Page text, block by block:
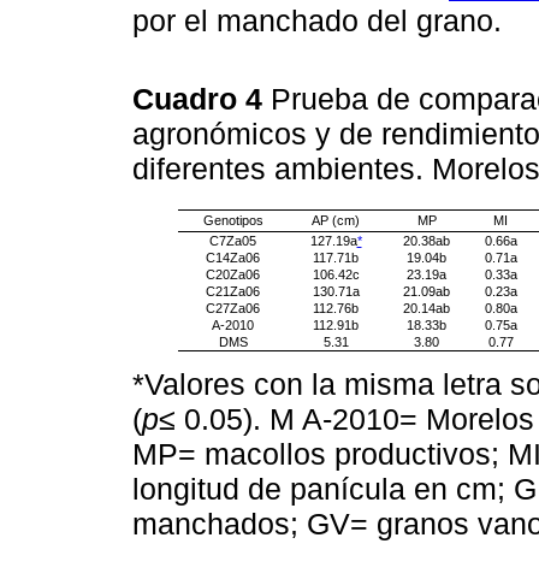
por el manchado del grano.
Cuadro 4 Prueba de
agronómicos y de
diferentes ambientes.
Genotipos AP (cm) MP
MI
C7Za05
127.19a* 20.38ab
0.66a
C14Za06
117.71b 19.04b
0.71a
C20Za06
106.42c 23.19a
0.33a
C21Za06
130.71a 21.09ab
0.23a
C27Za06
112.76b 20.14ab
0.80a
A-2010
112.91b 18.33b
0.75a
DMS
5.31 3.80 0.77
*Valores con la misma letra
(p≤ 0.05). M A-2010=
MP= macollos productivos;
longitud de panícula en cm;
manchados; GV= granos